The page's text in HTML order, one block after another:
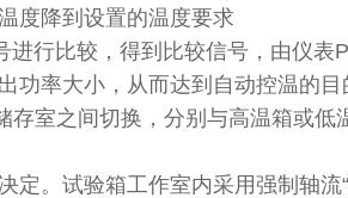
度降到设置的温度要求
行比较，得到比较信号，由仪表
率大小，从而达到自动控温的目
室之间切换，分别与高温箱或低
定。试验箱工作室内采用强制轴流